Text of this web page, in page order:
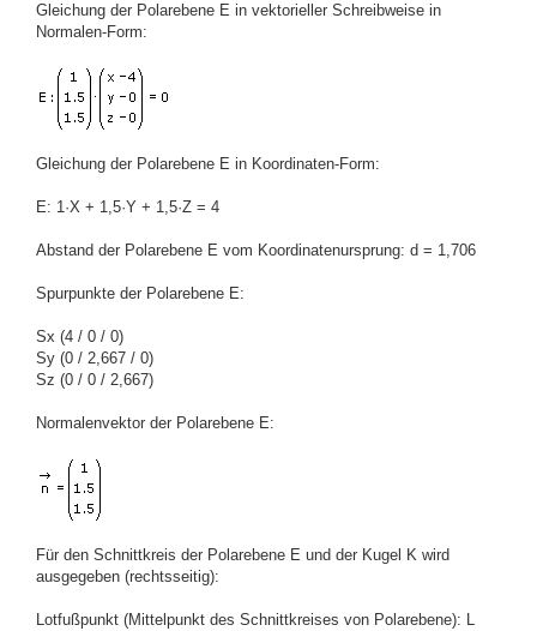
Gleichung der Polarebene E in vektorieller Schreibweise in
Normalen-Form:
Gleichung der Polarebene E in Koordinaten-Form:
E: 1·X + 1,5·Y + 1,5·Z = 4
Abstand der Polarebene E vom Koordinatenursprung: d = 1,706
Spurpunkte der Polarebene E:
Sx (4 / 0 / 0)
Sy (0 / 2,667 / 0)
Sz (0 / 0 / 2,667)
Normalenvektor der Polarebene E:
Für den Schnittkreis der Polarebene E und der Kugel K wird
ausgegeben (rechtsseitig):
Lotfußpunkt (Mittelpunkt des Schnittkreises von Polarebene): L